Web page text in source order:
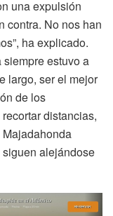
una expulsión
contra. No nos han
ha explicado.
estuvo a
largo, ser el mejor
de los
distancias,
alejándose